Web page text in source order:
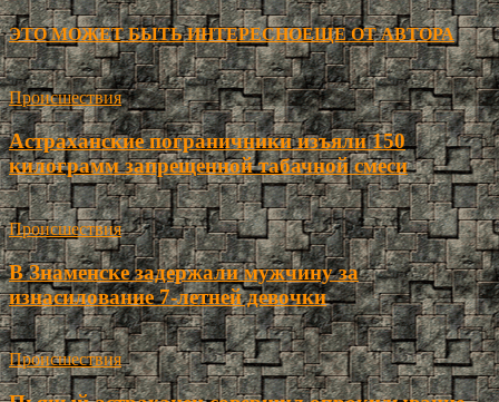
ЭТО МОЖЕТ БЫТЬ ИНТЕРЕСНОЕЩЕ ОТ АВТОРА
Происшествия
Астраханские пограничники изъяли 150
килограмм запрещенной табачной смеси
Происшествия
В Знаменске задержали мужчину за
изнасилование 7-летней девочки
Происшествия